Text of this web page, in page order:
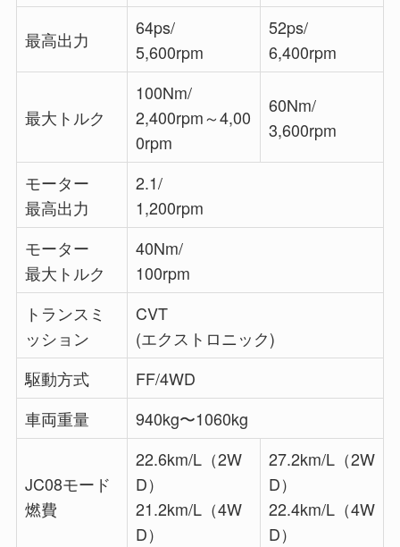
最高出力
64ps/
5,600rpm
52ps/
6,400rpm
最大トルク
100Nm/
2,400rpm～4,00
0rpm
60Nm/
3,600rpm
モーター
最高出力
2.1/
1,200rpm
モーター
最大トルク
40Nm/
100rpm
トランスミ
ッション
CVT
(エクストロニック)
駆動方式
FF/4WD
車両重量
940kg〜1060kg
JC08モード
燃費
22.6km/L（2W
D）
21.2km/L（4W
D）
27.2km/L（2W
D）
22.4km/L（4W
D）